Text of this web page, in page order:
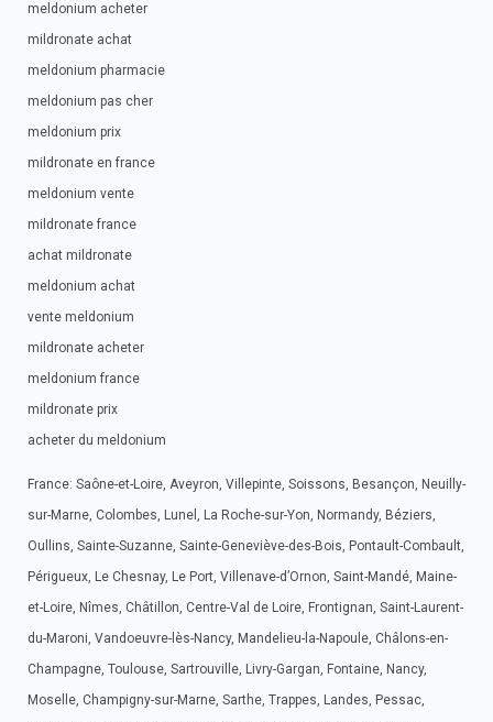
meldonium acheter
mildronate achat
meldonium pharmacie
meldonium pas cher
meldonium prix
mildronate en france
meldonium vente
mildronate france
achat mildronate
meldonium achat
vente meldonium
mildronate acheter
meldonium france
mildronate prix
acheter du meldonium
France: Saône-et-Loire, Aveyron, Villepinte, Soissons, Besançon, Neuilly-
sur-Marne, Colombes, Lunel, La Roche-sur-Yon, Normandy, Béziers,
Oullins, Sainte-Suzanne, Sainte-Geneviève-des-Bois, Pontault-Combault,
Périgueux, Le Chesnay, Le Port, Villenave-d’Ornon, Saint-Mandé, Maine-
et-Loire, Nîmes, Châtillon, Centre-Val de Loire, Frontignan, Saint-Laurent-
du-Maroni, Vandoeuvre-lès-Nancy, Mandelieu-la-Napoule, Châlons-en-
Champagne, Toulouse, Sartrouville, Livry-Gargan, Fontaine, Nancy,
Moselle, Champigny-sur-Marne, Sarthe, Trappes, Landes, Pessac,